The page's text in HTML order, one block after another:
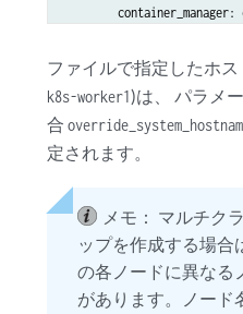
container_manager:
download_localhost:
download_run_once:
host_key_checking:
kubectl_localhost:
ファイルで指定したホス
k8s-worker1)は、 パラメ
合
定されます。
メモ： マルチク
ップを作成する場合
の各ノードに異なる
があります。ノード